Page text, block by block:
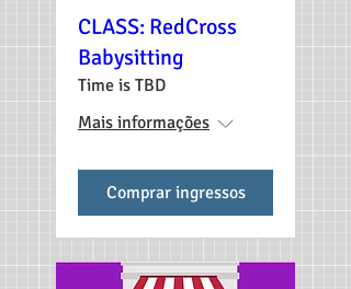
CLASS: RedCross
Babysitting
Time is TBD
Mais informações
Comprar ingressos